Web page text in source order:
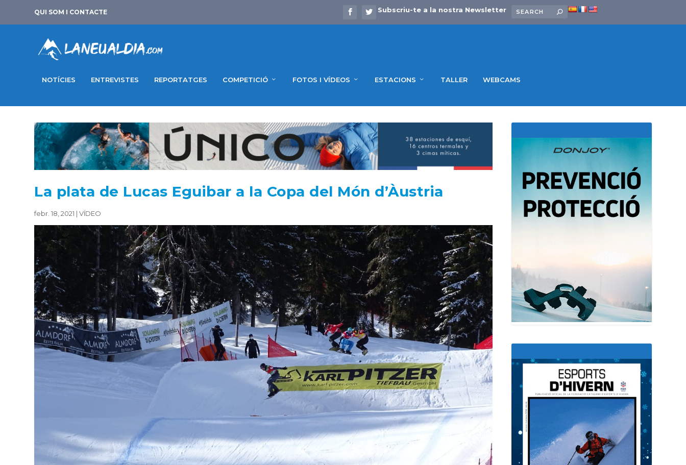
QUI SOM I CONTACTE Subscriu-te a la nostra Newsletter
NOTÍCIES ENTREVISTES REPORTATGES COMPETICIÓ FOTOS I VÍDEOS ESTACIONS TALLER WEBCAMS
La plata de Lucas Eguibar a la Copa del Món d’Àustria
febr. 18, 2021 |VÍDEO